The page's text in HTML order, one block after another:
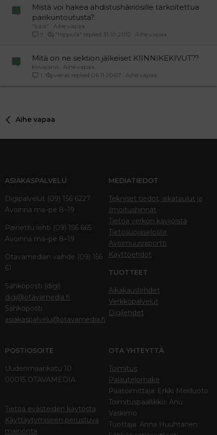
Mistä voi hakea ahdistushäiriösille tarkoitettua
parikuntoutusta?
"kipa"
Aihe vapaa
7
Aihe vapaa
31.10.2012
"hippula"
Mitä on ne sektion jälkeiset KIINNIKEKIVUT??
Kovajänis Aihe vapaa
1
Aihe vapaa
06.11.2007
vieras
Aihe vapaa
ASIAKASPALVELU
Digipalvelut (09) 156 6227
Avoinna ma–pe 8–19
Painettu lehti (09) 156 665
Avoinna ma–pe 8–19
Otavamedian vaihde (09) 156
61
Sähköposti (digi)
digi@otavamedia.fi
Sähköposti
asiakaspalvelu@otavamedia.fi
MEDIATIEDOT
Tekniset tiedot, aikataulut ja
ilmoitushinnat
Tietoa verkon kävijöistä
Tietosuojaseloste
Avoimuusraportti
Käyttöehdot
TUOTTEET
Aikakauslehdet
Verkkopalvelut
Digilehdet
POSTIOSOITE
Uudenmaankatu 10
00015 OTAVAMEDIA
Tietoa evästeiden käytöstä
Käyttäytymiseen perustuva
mainonta
OTA YHTEYTTÄ
Toimitus
Palautelomake
Päätoimittaja: Erkki Meriluoto
Toimituspäällikkö: Anu
Vaskimo
Tuottaja: Anna Huuhtanen